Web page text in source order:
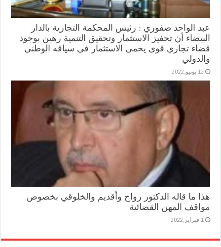
عبد الواحد صفوري : رئيس المحكمة التجارية بالدار
البيضاء أن تحفيز الاستثمار وتحقيق التنمية رهين بوجود
قضاء تجاري قوي يحمي الاستثمار في سياقه الوطني
والدولي
12 يونيو,2022
هذا ما قاله الدكتور رواح وأقديم والخلوقي بخصوص
مواقف المهن القضائية
1 فبراير,2022